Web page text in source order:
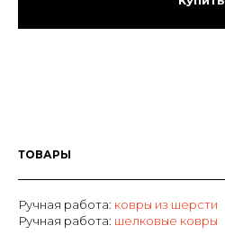
ТОВАРЫ
Ручная работа: ковры из шерсти
Ручная работа: шелковые ковры